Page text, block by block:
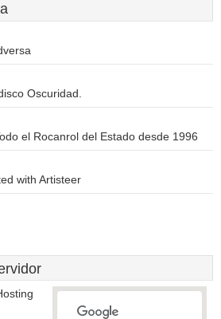
Oscuridad.
el Rocanrol del Estado desde 1996
with Artisteer